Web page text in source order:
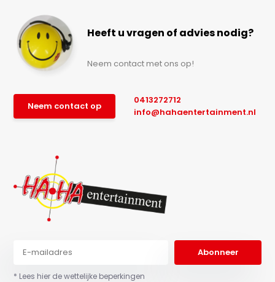
Heeft u vragen of advies nodig?
Neem contact met ons op!
Neem contact op
0413272712
info@hahaentertainment.nl
Abonneer
* Lees hier de wettelijke beperkingen